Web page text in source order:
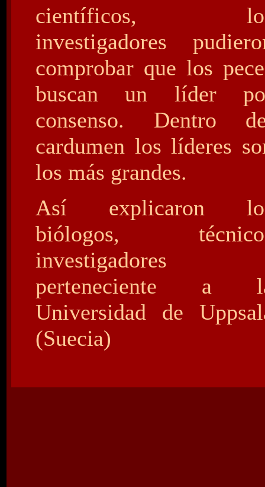
científicos,
investigadores
comprobar que los
buscan un líder
consenso. Dentro
cardumen los líderes
los más grandes.
Así explicaron
biólogos,
investigadores
perteneciente a
Universidad de
(Suecia)